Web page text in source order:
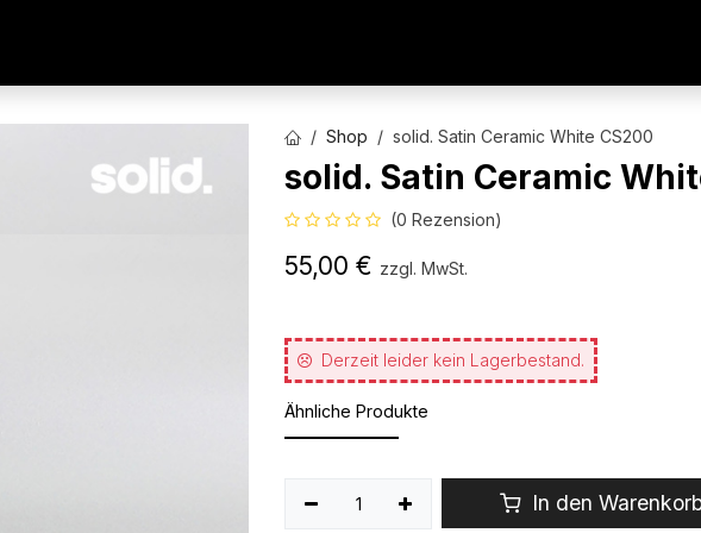
Shop solid. Satin Ceramic White CS200
solid. Satin Ceramic
(0 Rezension)
55,00 € zzgl. MwSt.
Derzeit leider kein Lagerbestand.
Ähnliche Produkte
In den